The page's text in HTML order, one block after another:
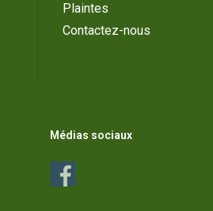
Plaintes
Contactez-nous
Médias sociaux